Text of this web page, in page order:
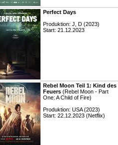
Perfect Days
Produktion: J, D (2023)
Start: 21.12.2023
Rebel Moon Teil 1: Kind des
Feuers (Rebel Moon - Part
One: A Child of Fire)
Produktion: USA (2023)
Start: 22.12.2023 (Netflix)